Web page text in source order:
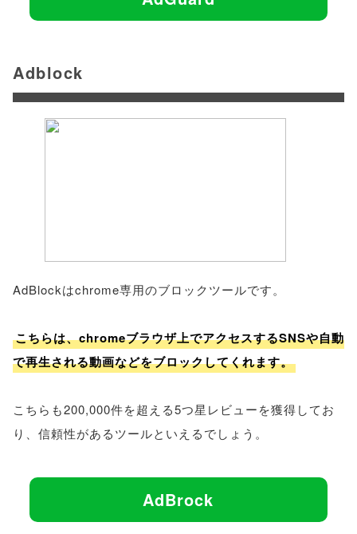
Adblock
AdBlockはchrome専用のブロックツールです。
こちらは、chromeブラウザ上でアクセスするSNSや自動
で再生される動画などをブロックしてくれます。
こちらも200,000件を超える5つ星レビューを獲得してお
り、信頼性があるツールといえるでしょう。
AdBrock